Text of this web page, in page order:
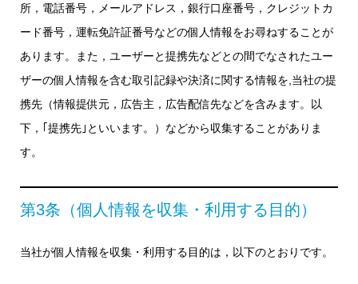
所，電話番号，メールアドレス，銀行口座番号，クレジットカ
ード番号，運転免許証番号などの個人情報をお尋ねすることが
あります。また，ユーザーと提携先などとの間でなされたユー
ザーの個人情報を含む取引記録や決済に関する情報を,当社の提
携先（情報提供元，広告主，広告配信先などを含みます。以
下，｢提携先｣といいます。）などから収集することがありま
す。
第3条（個人情報を収集・利用する目的）
当社が個人情報を収集・利用する目的は，以下のとおりです。